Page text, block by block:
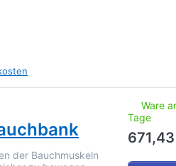
noch keine Bewertungen
der Bauchmuskeln
Ware
Tage